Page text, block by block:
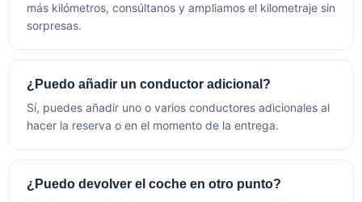
más kilómetros, consúltanos y ampliamos el kilometraje sin
sorpresas.
¿Puedo añadir un conductor adicional?
Sí, puedes añadir uno o varios conductores adicionales al
hacer la reserva o en el momento de la entrega.
¿Puedo devolver el coche en otro punto?